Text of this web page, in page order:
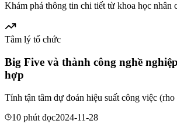
Khám phá thông tin chi tiết từ khoa học nhân
Tâm lý tổ chức
Big Five và thành công nghề
hợp
Tính tận tâm dự đoán hiệu suất công việc (rho
10 phút đọc2024-11-28